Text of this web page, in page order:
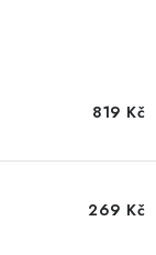
A
819 Kč
269 Kč